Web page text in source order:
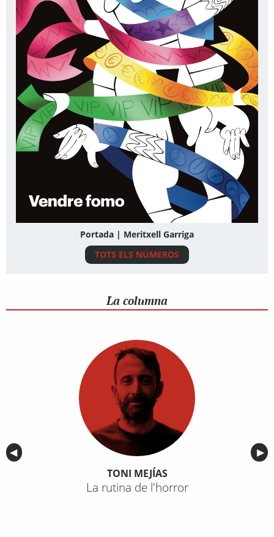
Portada | Meritxell Garriga
TOTS ELS NÚMEROS
La columna
Anterior
◀︎ ▶︎
TONI MEJÍAS
La rutina de l'horror